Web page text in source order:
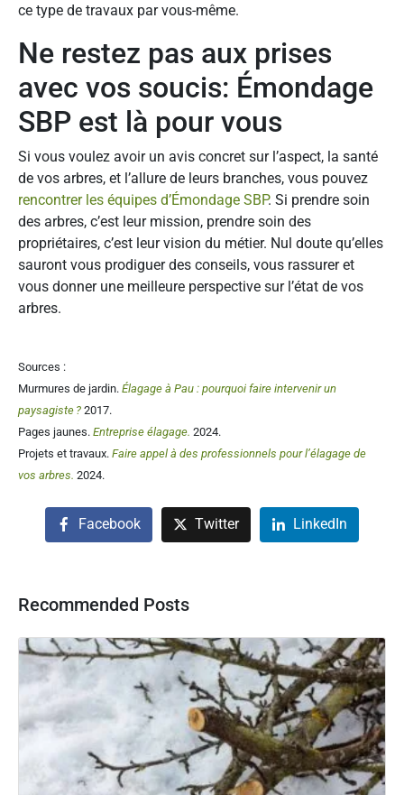
ce type de travaux par vous-même.
Ne restez pas aux prises
avec vos soucis: Émondage
SBP est là pour vous
Si vous voulez avoir un avis concret sur l’aspect, la santé
de vos arbres, et l’allure de leurs branches, vous pouvez
rencontrer les équipes d’Émondage SBP. Si prendre soin
des arbres, c’est leur mission, prendre soin des
propriétaires, c’est leur vision du métier. Nul doute qu’elles
sauront vous prodiguer des conseils, vous rassurer et
vous donner une meilleure perspective sur l’état de vos
arbres.
Sources :
Murmures de jardin. Élagage à Pau : pourquoi faire intervenir un
paysagiste ? 2017.
Pages jaunes. Entreprise élagage. 2024.
Projets et travaux. Faire appel à des professionnels pour l’élagage de
vos arbres. 2024.
Facebook Twitter LinkedIn
Recommended Posts